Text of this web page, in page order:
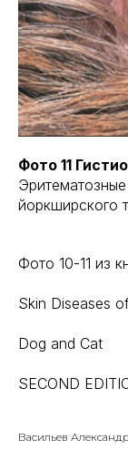
Фото 11
йоркширского
Фото 10-11 из
Skin Diseases
Dog and Cat
SECOND
Васильев